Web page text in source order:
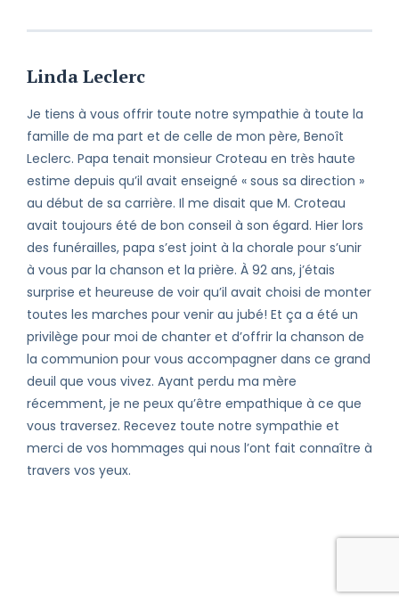
Linda Leclerc
Je tiens à vous offrir toute notre sympathie à toute la
famille de ma part et de celle de mon père, Benoît
Leclerc. Papa tenait monsieur Croteau en très haute
estime depuis qu’il avait enseigné « sous sa direction »
au début de sa carrière. Il me disait que M. Croteau
avait toujours été de bon conseil à son égard. Hier lors
des funérailles, papa s’est joint à la chorale pour s’unir
à vous par la chanson et la prière. À 92 ans, j’étais
surprise et heureuse de voir qu’il avait choisi de monter
toutes les marches pour venir au jubé! Et ça a été un
privilège pour moi de chanter et d’offrir la chanson de
la communion pour vous accompagner dans ce grand
deuil que vous vivez. Ayant perdu ma mère
récemment, je ne peux qu’être empathique à ce que
vous traversez. Recevez toute notre sympathie et
merci de vos hommages qui nous l’ont fait connaître à
travers vos yeux.